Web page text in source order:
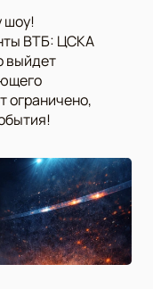
шоу!
ВТБ: ЦСКА
выйдет
ограничено,